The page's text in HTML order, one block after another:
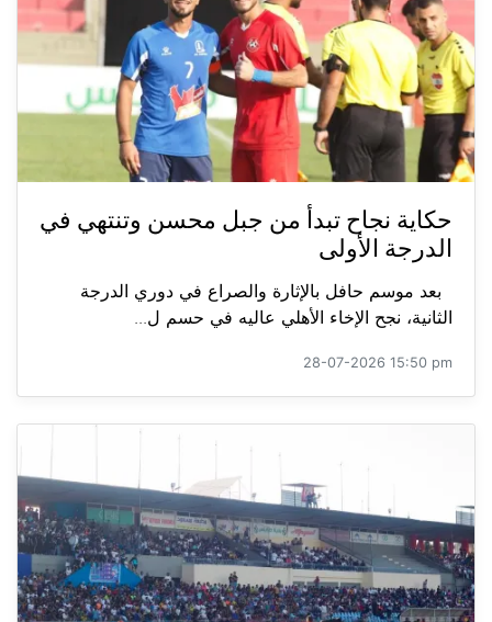
حكاية نجاح تبدأ من جبل محسن وتنتهي في
الدرجة الأولى
بعد موسم حافل بالإثارة والصراع في دوري الدرجة
الثانية، نجح الإخاء الأهلي عاليه في حسم ل...
28-07-2026 15:50 pm